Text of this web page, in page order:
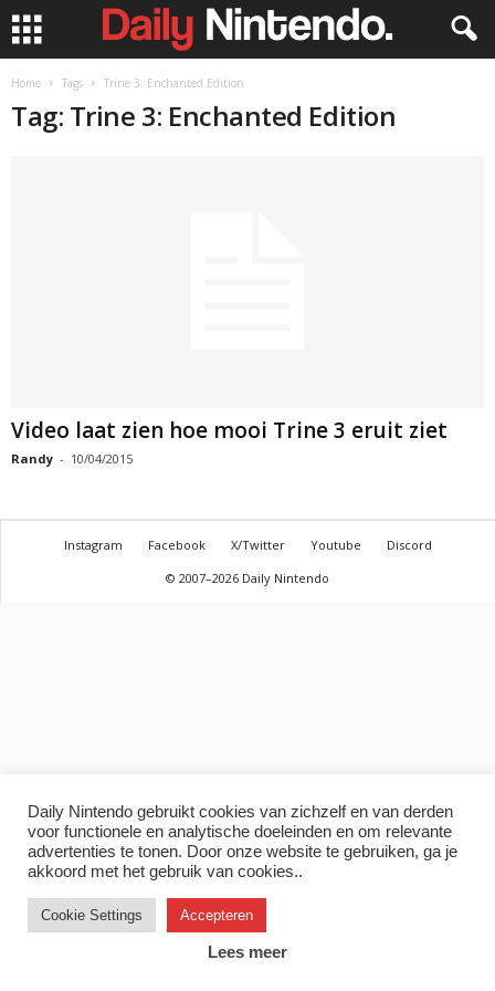
Home Tags Trine 3: Enchanted Edition
Tag: Trine 3: Enchanted Edition
Video laat zien hoe mooi Trine 3 eruit ziet
Randy - 10/04/2015
Instagram Facebook X/Twitter Youtube
Discord
© 2007–2026 Daily Nintendo
Daily Nintendo gebruikt cookies van zichzelf en van derden
voor functionele en analytische doeleinden en om relevante
advertenties te tonen. Door onze website te gebruiken, ga je
akkoord met het gebruik van cookies..
Cookie Settings Accepteren
Lees meer